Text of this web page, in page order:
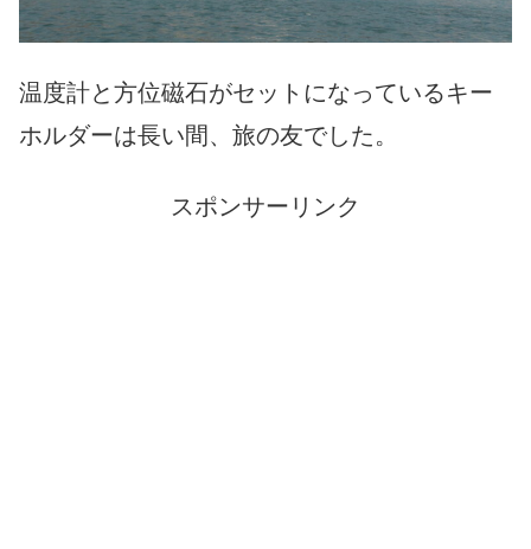
温度計と方位磁石がセットになっているキー
ホルダーは長い間、旅の友でした。
スポンサーリンク